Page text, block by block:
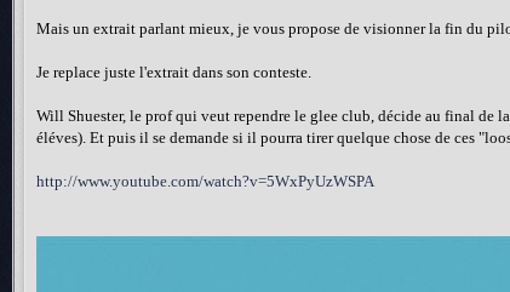
Mais un extrait parlant mieux, je vous propose de visionner la fin du
Je replace juste l'extrait dans son conteste.
Will Shuester, le prof qui veut rependre le glee club, décide au final de
éléves). Et puis il se demande si il pourra tirer quelque chose de ces
http://www.youtube.com/watch?v=5WxPyUzWSPA